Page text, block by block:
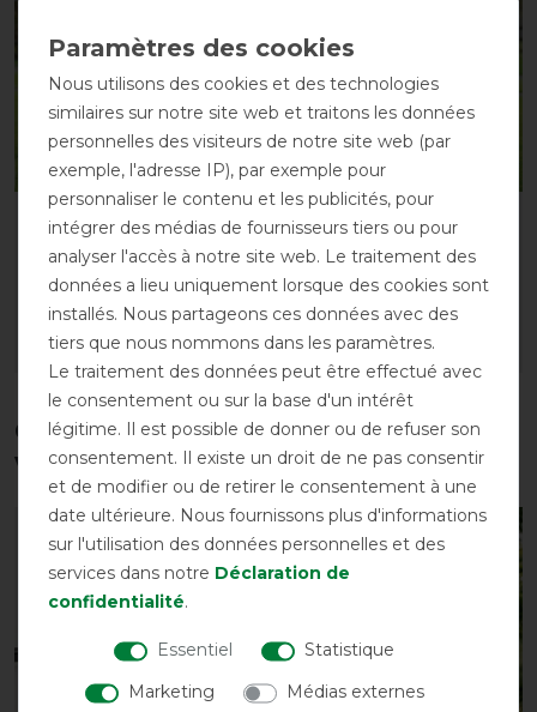
Horseware Rambo
avant 109,95 €
98,95 € *
LISTE DE SOUHAITS
Horseware Rambo
avant 119,95 €
107,95 € *
LISTE DE SOUHAITS
Ces produits pourraient également
vous intéresser
-10%
Nous utilisons des cookies et des technologies
similaires sur notre site web et traitons les données
personnelles des visiteurs de notre site web (par
exemple, l'adresse IP), par exemple pour
personnaliser le contenu et les publicités, pour
intégrer des médias de fournisseurs tiers ou pour
analyser l'accès à notre site web. Le traitement des
données a lieu uniquement lorsque des cookies sont
installés. Nous partageons ces données avec des
tiers que nous nommons dans les paramètres.
Le traitement des données peut être effectué avec
le consentement ou sur la base d'un intérêt
légitime. Il est possible de donner ou de refuser son
consentement. Il existe un droit de ne pas consentir
et de modifier ou de retirer le consentement à une
date ultérieure. Nous fournissons plus d'informations
sur l'utilisation des données personnelles et des
services dans notre Déclaration de
confidentialité.
Essentiel
Statistique
Marketing
Médias externes